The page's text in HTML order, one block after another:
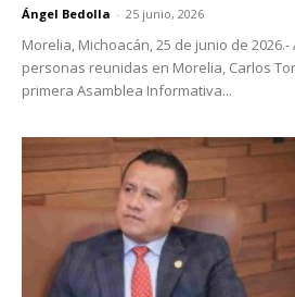
Ángel Bedolla - 25 junio, 2026
Morelia, Michoacán, 25 de junio de 2026.-
personas reunidas en Morelia, Carlos
primera Asamblea Informativa...